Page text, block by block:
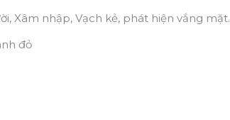
Xâm nhập, Vạch kẻ, phát hiện vắng mặt.
đỏ